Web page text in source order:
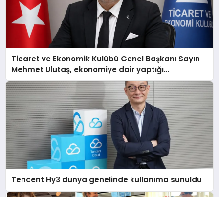
Ticaret ve Ekonomik Kulübü Genel Başkanı Sayın
Mehmet Ulutaş, ekonomiye dair yaptığı
açıklamada şunları kaydetti:
Tencent Hy3 dünya genelinde kullanıma sunuldu